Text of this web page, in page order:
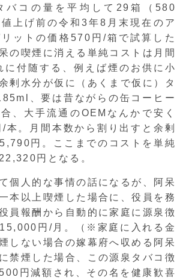
バコの量を平均して29箱（580
上げ前の令和3年8月末現在のア
ットの価格570円/箱で試算した
の喫煙に消える単純コストは月間
付随する、例えば煙のお供に小
剰水分が仮に（あくまで仮に）タ
、要は昔ながらの缶コーヒー
、大手流通のOEMなんかで安く
本。月間本数から割り出すと余剰
円。ここまでのコストを単純
円となる。
個人的な事情の話になるが、阿呆
本以上喫煙した場合に、役員を務
員報酬から自動的に家庭に源泉徴
円/月。（※家庭に入れる金
しない場合の嫁幕府へ収める阿呆
禁煙した場合、この源泉タバコ徴
円減額され、その名を健康歓喜